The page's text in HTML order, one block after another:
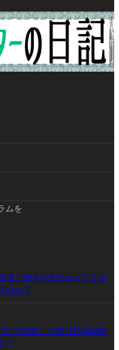
ムを
換！効きの変化やダストの
】
いて調査！父親は野球経験
？